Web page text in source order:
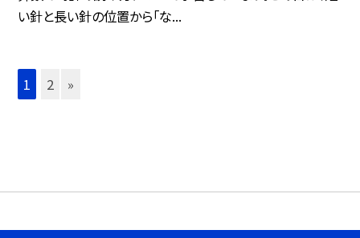
い針と長い針の位置から「な...
1 2 »